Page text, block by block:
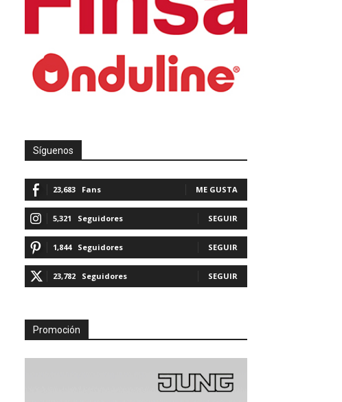
Síguenos
23,683 Fans ME GUSTA
5,321 Seguidores SEGUIR
1,844 Seguidores SEGUIR
23,782 Seguidores SEGUIR
Promoción